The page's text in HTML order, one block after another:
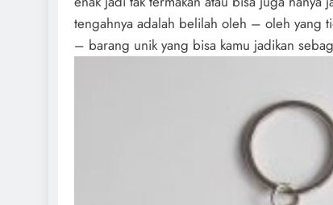
tengahnya adalah belilah oleh – oleh yang
– barang unik yang bisa kamu jadikan